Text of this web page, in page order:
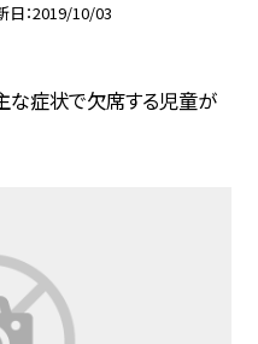
日 2019/10/03
な症状で欠席する児童が